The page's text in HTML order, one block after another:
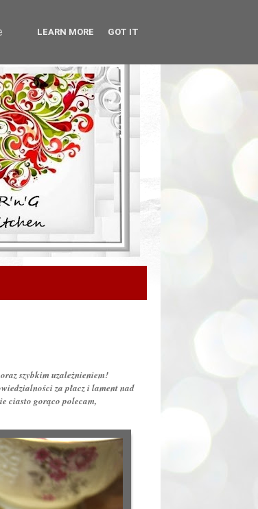
szybkim uzależnieniem!
za płacz i lament nad
ciasto gorąco polecam,
LEARN MORE GOT IT